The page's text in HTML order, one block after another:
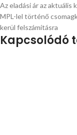
Az eladási ár az aktuális
MPL-lel történő
kerül felszámításra
Kapcsolódó